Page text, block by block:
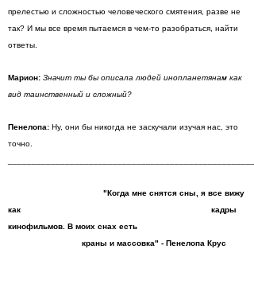
прелестью и сложностью человеческого смятения, разве не
так? И мы все время пытаемся в чем-то разобраться, найти
ответы.
Марион: Значит ты бы описала людей инопланетянам как
вид таинственный и сложный?
Пенелопа: Ну, они бы никогда не заскучали изучая нас, это
точно.
"Когда мне снятся сны, я все вижу
как кадры
кинофильмов. В моих снах есть
краны и массовка" - Пенелопа Крус